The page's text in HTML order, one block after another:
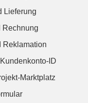
Lieferung
Rechnung
Reklamation
ID
Marktplatz